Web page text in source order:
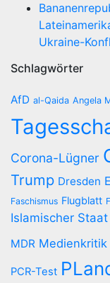
Ukraine-
Schlagwörter
AfD al-Qaida Angela
Corona-Lügner
Trump Dresden
Faschismus Flugblatt
Islamischer Staat
MDR Medienkritik
PCR-Test